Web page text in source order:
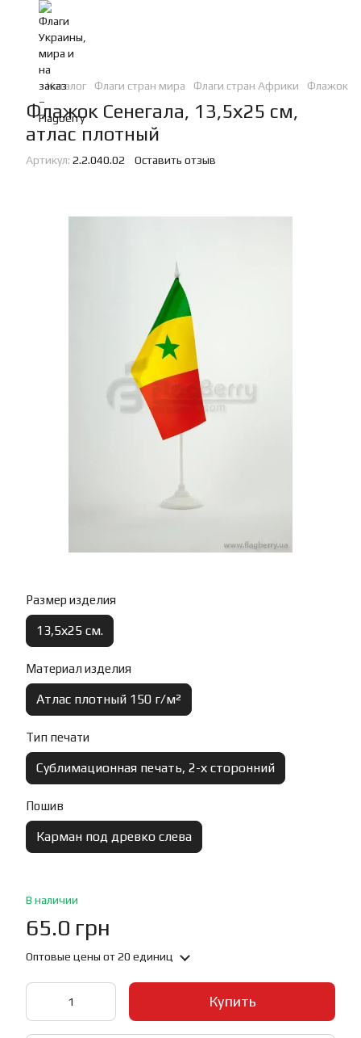
Каталог Флаги стран мира Флаги стран Африки Флажок
Флажок Сенегала, 13,5х25 см,
атлас плотный
Артикул: 2.2.040.02 Оставить отзыв
Размер изделия
13,5х25 см.
Материал изделия
Атлас плотный 150 г/м²
Тип печати
Сублимационная печать, 2-х сторонний
Пошив
Карман под древко слева
В наличии
65.0 грн
Оптовые цены от 20 единиц
Купить